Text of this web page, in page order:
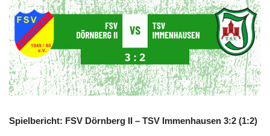
Spielbericht: FSV Dörnberg II – TSV Immenhausen 3:2 (1:2)